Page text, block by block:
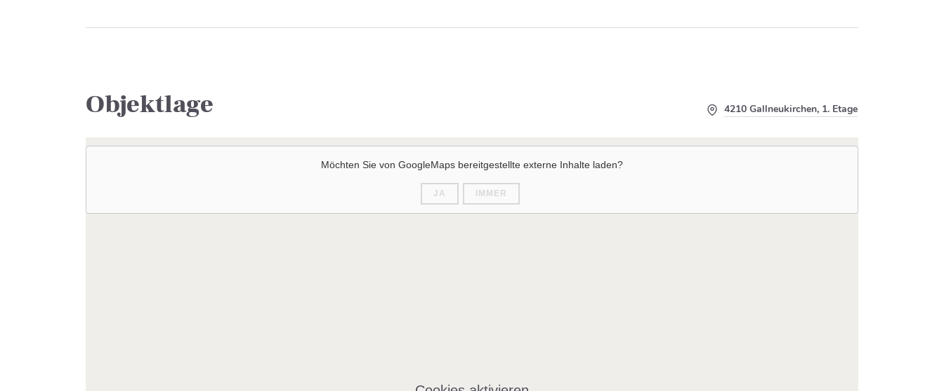
Objektlage 4210 Gallneukirchen, 1. Etage
Möchten Sie von GoogleMaps bereitgestellte externe Inhalte laden?
JA IMMER